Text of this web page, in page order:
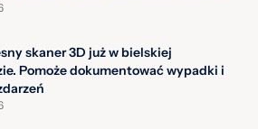
skaner 3D już w bielskiej
Pomoże dokumentować wypadki i